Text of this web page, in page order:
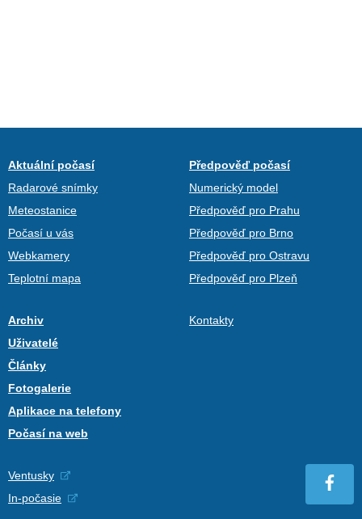
Aktuální počasí
Radarové snímky
Meteostanice
Počasí u vás
Webkamery
Teplotní mapa
Předpověď počasí
Numerický model
Předpověď pro Prahu
Předpověď pro Brno
Předpověď pro Ostravu
Předpověď pro Plzeň
Archiv
Uživatelé
Články
Fotogalerie
Aplikace na telefony
Počasí na web
Kontakty
Ventusky
In-počasie